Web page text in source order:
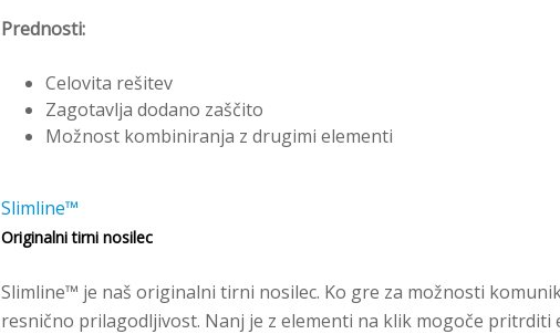
Prednosti:
Celovita rešitev
Zagotavlja dodano zaščito
Možnost kombiniranja z drugimi elementi
Slimline™
Originalni tirni nosilec
Slimline™ je naš originalni tirni nosilec. Ko gre za možnosti
resnično prilagodljivost. Nanj je z elementi na klik mogoče pritrditi